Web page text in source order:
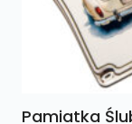
Pamiatka